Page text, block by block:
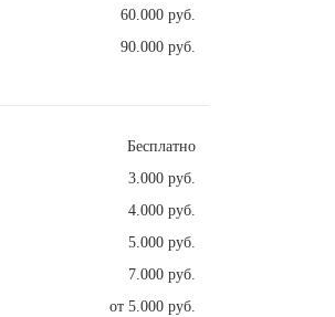
60.000 руб.
90.000 руб.
Бесплатно
3.000 руб.
4.000 руб.
5.000 руб.
7.000 руб.
от 5.000 руб.